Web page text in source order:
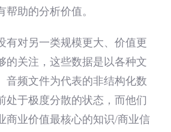
帮助的分析价值。
有对另一类规模更大、价值更
的关注，这些数据是以各种文
音频文件为代表的非结构化数
处于极度分散的状态，而他们
商业价值最核心的知识/商业信